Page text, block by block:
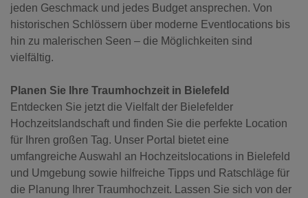
jeden Geschmack und jedes Budget ansprechen. Von
historischen Schlössern über moderne Eventlocations bis
hin zu malerischen Seen – die Möglichkeiten sind
vielfältig.
Planen Sie Ihre Traumhochzeit in Bielefeld
Entdecken Sie jetzt die Vielfalt der Bielefelder
Hochzeitslandschaft und finden Sie die perfekte Location
für Ihren großen Tag. Unser Portal bietet eine
umfangreiche Auswahl an Hochzeitslocations in Bielefeld
und Umgebung sowie hilfreiche Tipps und Ratschläge für
die Planung Ihrer Traumhochzeit. Lassen Sie sich von der